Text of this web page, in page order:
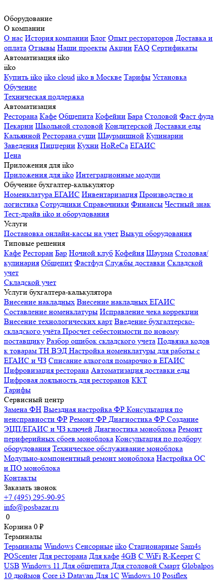
Оборудование
О компании
О нас История компании Блог Опыт рестораторов Доставка и
оплата Отзывы Наши проекты Акции FAQ Сертификаты
Автоматизация iiko
iiko
Купить iiko iiko cloud iiko в Москве Тарифы Установка
Обучение
Техническая поддержка
Автоматизация
Ресторана Кафе Общепита Кофейни Бара Столовой Фаст фуда
Пекарни Школьной столовой Кондитерской Доставки еды
Кальянной Ресторана суши Шаурмишной Кулинарии
Заведения Пиццерии Кухни HoReCa ЕГАИС
Цена
Приложения для iiko
Приложения для iiko Интеграционные модули
Обучение бухгалтер-калькулятор
Номенклатура ЕГАИС Инвентаризация Производство и
логистика Сотрудники Справочники Финансы Честный знак
Тест-драйв iiko и оборудования
Услуги
Постановка онлайн-кассы на учет Выкуп оборудования
Типовые решения
Кафе Ресторан Бар Ночной клуб Кофейня Шаурма Столовая/
кулинария Общепит Фастфуд Службы доставки Складской
учет
Складской учет
Услуги бухгалтера-калькулятора
Внесение накладных Внесение накладных ЕГАИС
Составление номенклатуры Исправление чека коррекции
Внесение технологических карт Введение бухгалтерско-
складского учёта Просчет себестоимости по новому
поставщику Разбор ошибок складского учета Подвязка кодов
к товарам ТН ВЭД Настройка номенклатуры для работы с
ЕГАИС и ЧЗ Списание алкоголя помарочно в ЕГАИС
Цифровизация ресторана Автоматизация доставки еды
Цифровая лояльность для ресторанов ККТ
Тарифы
Сервисный центр
Замена ФН Выездная настройка ФР Консультация по
неисправности ФР Ремонт ФР Диагностика ФР Создание
ЭЦП/ЕГАИС и ЧЗ ключей Диагностика моноблока Ремонт
периферийных сбоев моноблока Консультация по подбору
оборудования Техническое обслуживание моноблока
Модульно-компонентный ремонт моноблока Настройка ОС
и ПО моноблока
Контакты
Заказать звонок
+7 (495) 295-90-95
info@posbazar.ru
0
Корзина 0 ₽
Терминалы
Терминалы Windows Сенсорные iiko Стационарные Sam4s
POScenter Для ресторана Для кафе 4GB С WiFi R-Keeper С
USB Windows 11 Для общепита Для столовой Смарт Globalpos
10 дюймов Core i3 Datavan Для 1С Windows 10 Posiflex